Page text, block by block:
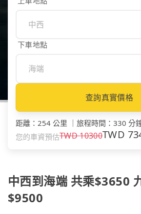
下車地點
查詢真實價格
距離 ： 254 公里 旅程時間 ： 330 分
您的車資預估TWD10300TWD
中西到海端 共乘$3650
$9500